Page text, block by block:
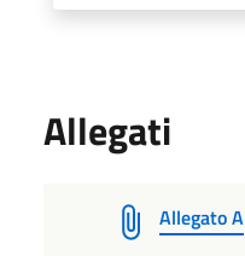
Allegati
Allegato A